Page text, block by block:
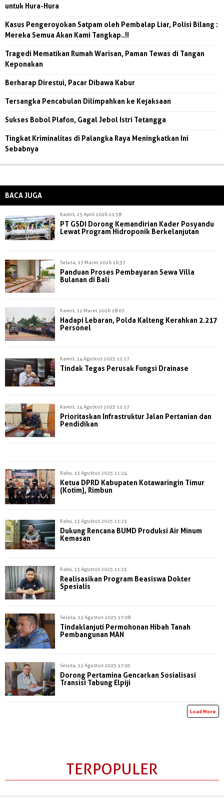
untuk Hura-Hura
Kasus Pengeroyokan Satpam oleh Pembalap Liar, Polisi Bilang :
Mereka Semua Akan Kami Tangkap..!!
Tragedi Mematikan Rumah Warisan, Paman Tewas di Tangan
Keponakan
Berharap Direstui, Pacar Dibawa Kabur
Tersangka Pencabulan Dilimpahkan ke Kejaksaan
Sukses Bobol Plafon, Gagal Jebol Istri Tetangga
Tingkat Kriminalitas di Palangka Raya Meningkatkan Ini
Sebabnya
BACA JUGA
Kamis, 23 April 2026 21:38
PT GSDI Dorong Kemandirian Kader Posyandu
Lewat Program Hidroponik Berkelanjutan
Selasa, 17 Maret 2026 16:37
Panduan Proses Pembayaran Sewa Villa
Bulanan di Bali
Kamis, 12 Maret 2026 18:07
Hadapi Lebaran, Polda Kalteng Kerahkan 2.217
Personel
Kamis, 14 Agustus 2025 12:17
Tindak Tegas Perusak Fungsi Drainase
Kamis, 14 Agustus 2025 12:17
Prioritaskan Infrastruktur Jalan Pertanian dan
Pendidikan
Rabu, 13 Agustus 2025 11:24
Ketua DPRD Kabupaten Kotawaringin Timur
(Kotim), Rimbun
Rabu, 13 Agustus 2025 11:23
Dukung Rencana BUMD Produksi Air Minum
Kemasan
Rabu, 13 Agustus 2025 11:23
Realisasikan Program Beasiswa Dokter
Spesialis
Selasa, 12 Agustus 2025 17:08
Tindaklanjuti Permohonan Hibah Tanah
Pembangunan MAN
Selasa, 12 Agustus 2025 17:05
Dorong Pertamina Gencarkan Sosialisasi
Transisi Tabung Elpiji
Load More
TERPOPULER